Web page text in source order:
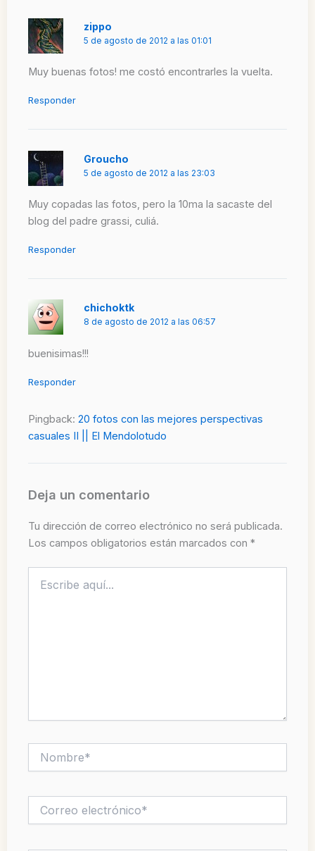
zippo
5 de agosto de 2012 a las 01:01
Muy buenas fotos! me costó encontrarles la vuelta.
Responder
Groucho
5 de agosto de 2012 a las 23:03
Muy copadas las fotos, pero la 10ma la sacaste del
blog del padre grassi, culiá.
Responder
chichoktk
8 de agosto de 2012 a las 06:57
buenisimas!!!
Responder
Pingback: 20 fotos con las mejores perspectivas
casuales II || El Mendolotudo
Deja un comentario
Tu dirección de correo electrónico no será publicada.
Los campos obligatorios están marcados con *
aquí...
electrónico*